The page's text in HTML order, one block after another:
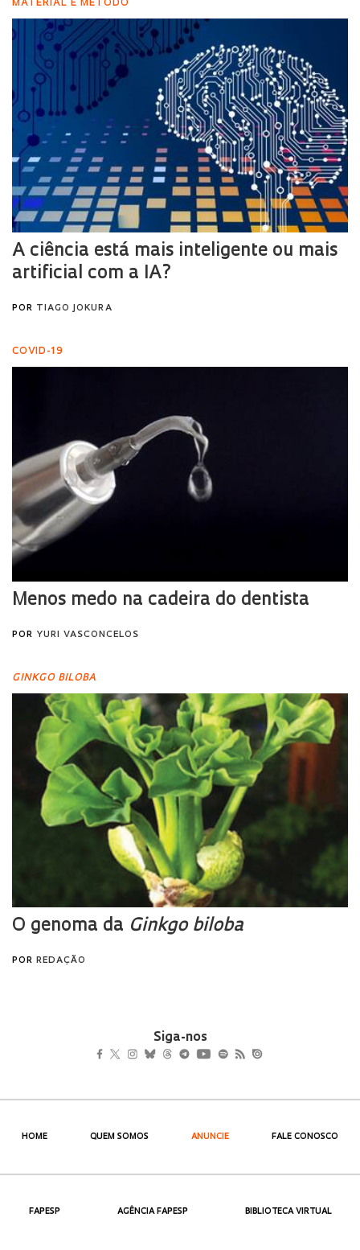
Siga-nos
HOME QUEM SOMOS ANUNCIE FALE CONOSCO
FAPESP AGÊNCIA FAPESP BIBLIOTECA VIRTUAL